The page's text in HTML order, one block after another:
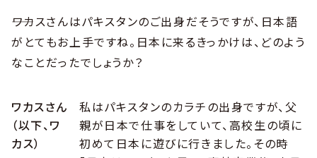
――ワカスさんはパキスタンのご出身だそうですが、日本語
がとてもお上手ですね。日本に来るきっかけは、どのよう
なことだったでしょうか？
ワカスさん
（以下、ワ
カス）
私はパキスタンのカラチの出身ですが、父
親が日本で仕事をしていて、高校生の頃に
初めて日本に遊びに行きました。その時